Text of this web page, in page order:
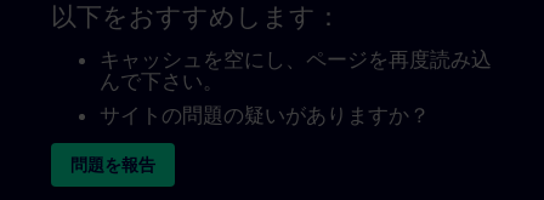
以下をおすすめします：
キャッシュを空にし、ページを再度読み込
んで下さい。
サイトの問題の疑いがありますか？
問題を報告